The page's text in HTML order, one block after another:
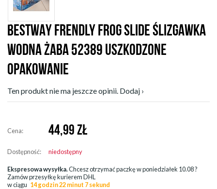
BESTWAY FRENDLY FROG SLIDE ŚLIZGAWKA
WODNA ŻABA 52389 USZKODZONE
OPAKOWANIE
Ten produkt nie ma jeszcze opinii. Dodaj ›
Cena: 44,99 ZŁ
Dostępność: niedostępny
Ekspresowa wysyłka.Chcesz otrzymać paczkę wponiedziałek 10.08?
Zamów przesyłkę kurierem DHL
w ciągu 14 godzin 22 minut 7 sekund